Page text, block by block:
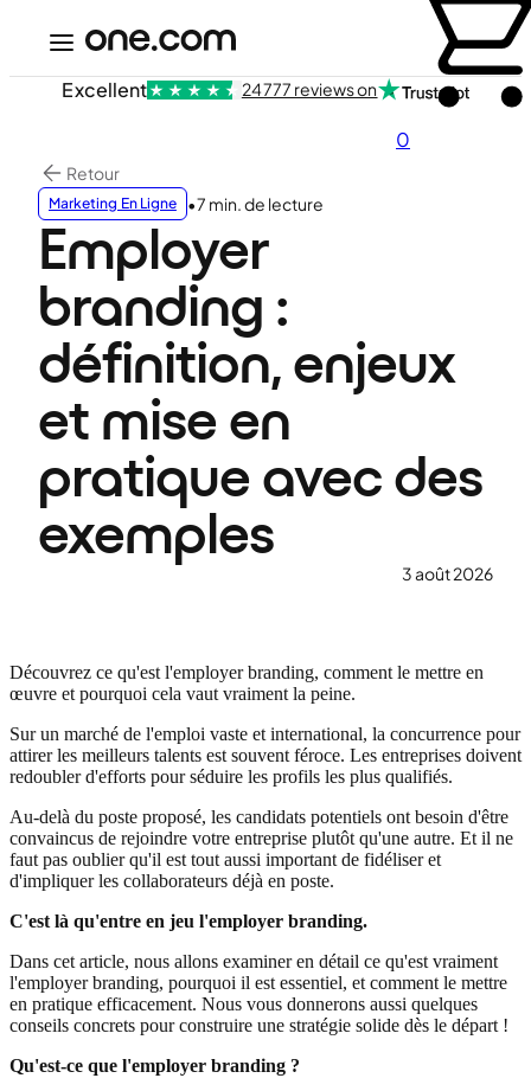
0
Excellent 24 777 reviews on
Retour
Marketing En Ligne •7 min. de lecture
Employer
branding :
définition, enjeux
et mise en
pratique avec des
exemples
3 août 2026
Découvrez ce qu'est l'employer branding, comment le mettre en
œuvre et pourquoi cela vaut vraiment la peine.
Sur un marché de l'emploi vaste et international, la concurrence pour
attirer les meilleurs talents est souvent féroce. Les entreprises doivent
redoubler d'efforts pour séduire les profils les plus qualifiés.
Au-delà du poste proposé, les candidats potentiels ont besoin d'être
convaincus de rejoindre votre entreprise plutôt qu'une autre. Et il ne
faut pas oublier qu'il est tout aussi important de fidéliser et
d'impliquer les collaborateurs déjà en poste.
C'est là qu'entre en jeu l'employer branding.
Dans cet article, nous allons examiner en détail ce qu'est vraiment
l'employer branding, pourquoi il est essentiel, et comment le mettre
en pratique efficacement. Nous vous donnerons aussi quelques
conseils concrets pour construire une stratégie solide dès le départ !
Qu'est-ce que l'employer branding ?